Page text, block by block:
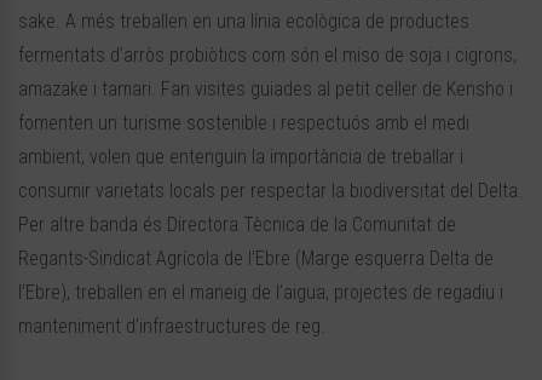
sake. A més treballen en una línia ecològica de productes
fermentats d’arròs probiòtics com són el miso de soja i cigrons,
amazake i tamari. Fan visites guiades al petit celler de Kensho i
fomenten un turisme sostenible i respectuós amb el medi
ambient, volen que entenguin la importància de treballar i
consumir varietats locals per respectar la biodiversitat del Delta.
Per altre banda és Directora Tècnica de la Comunitat de
Regants-Sindicat Agrícola de l’Ebre (Marge esquerra Delta de
l’Ebre), treballen en el maneig de l’aigua, projectes de regadiu i
manteniment d’infraestructures de reg.